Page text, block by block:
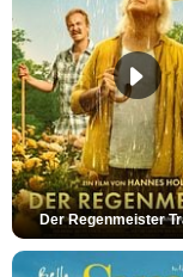
Der Regenmeister